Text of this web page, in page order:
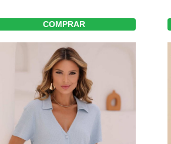
COMPRAR